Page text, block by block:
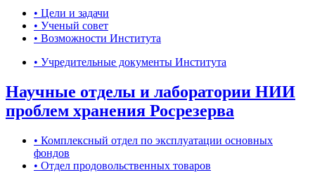
• Цели и задачи
• Ученый совет
• Возможности Института
• Учредительные документы Института
Научные отделы и лаборатории НИИ
проблем хранения Росрезерва
• Комплексный отдел по эксплуатации основных
фондов
• Отдел продовольственных товаров